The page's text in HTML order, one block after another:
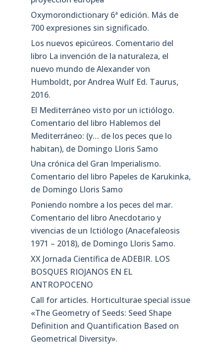
Oxymorondictionary 6ª edición. Más de
700 expresiones sin significado.
Los nuevos epicúreos. Comentario del
libro La invención de la naturaleza, el
nuevo mundo de Alexander von
Humboldt, por Andrea Wulf Ed. Taurus,
2016.
El Mediterráneo visto por un ictiólogo.
Comentario del libro Hablemos del
Mediterráneo: (y… de los peces que lo
habitan), de Domingo Lloris Samo
Una crónica del Gran Imperialismo.
Comentario del libro Papeles de Karukinka,
de Domingo Lloris Samo
Poniendo nombre a los peces del mar.
Comentario del libro Anecdotario y
vivencias de un Ictiólogo (Anacefaleosis
1971 – 2018), de Domingo Lloris Samo.
XX Jornada Científica de ADEBIR. LOS
BOSQUES RIOJANOS EN EL
ANTROPOCENO
Call for articles. Horticulturae special issue
«The Geometry of Seeds: Seed Shape
Definition and Quantification Based on
Geometrical Diversity»​.